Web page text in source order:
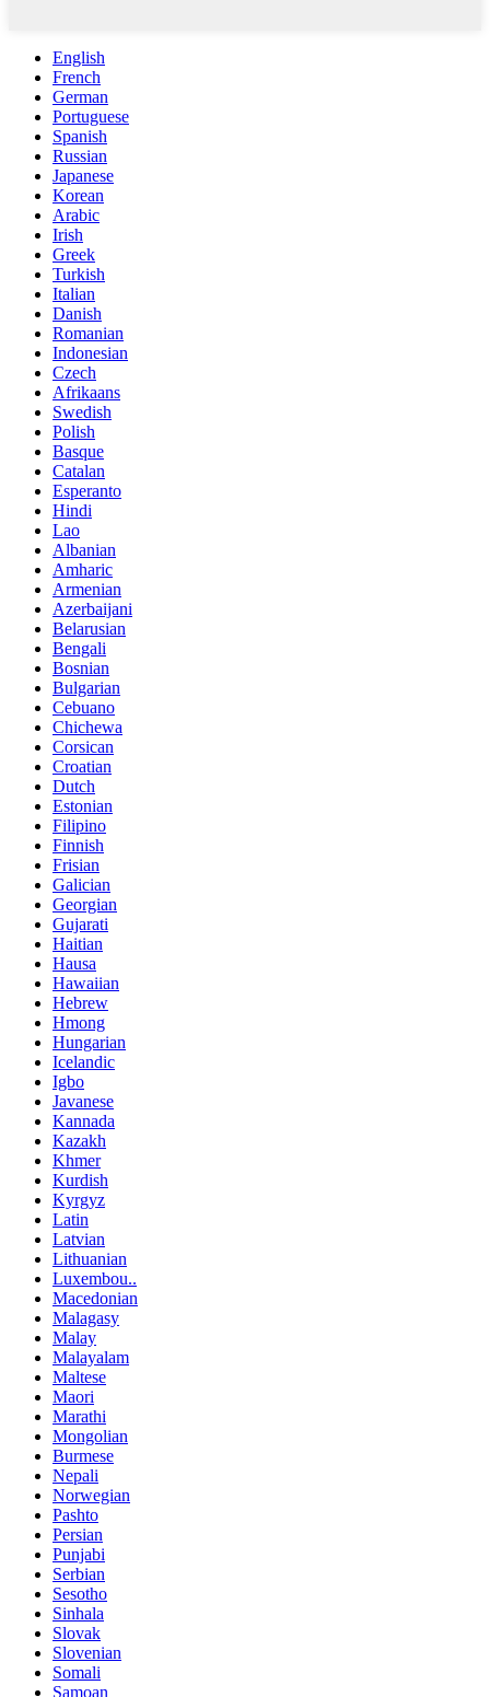
English
French
German
Portuguese
Spanish
Russian
Japanese
Korean
Arabic
Irish
Greek
Turkish
Italian
Danish
Romanian
Indonesian
Czech
Afrikaans
Swedish
Polish
Basque
Catalan
Esperanto
Hindi
Lao
Albanian
Amharic
Armenian
Azerbaijani
Belarusian
Bengali
Bosnian
Bulgarian
Cebuano
Chichewa
Corsican
Croatian
Dutch
Estonian
Filipino
Finnish
Frisian
Galician
Georgian
Gujarati
Haitian
Hausa
Hawaiian
Hebrew
Hmong
Hungarian
Icelandic
Igbo
Javanese
Kannada
Kazakh
Khmer
Kurdish
Kyrgyz
Latin
Latvian
Lithuanian
Luxembou..
Macedonian
Malagasy
Malay
Malayalam
Maltese
Maori
Marathi
Mongolian
Burmese
Nepali
Norwegian
Pashto
Persian
Punjabi
Serbian
Sesotho
Sinhala
Slovak
Slovenian
Somali
Samoan